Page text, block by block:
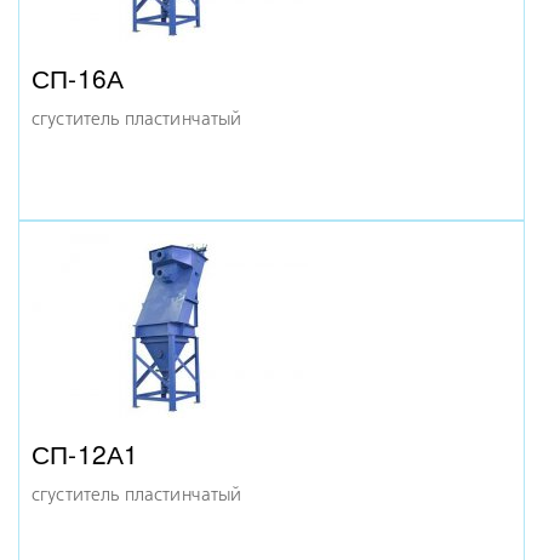
СП-16А
сгуститель пластинчатый
СП-12А1
сгуститель пластинчатый